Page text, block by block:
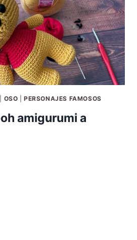
OSO |PERSONAJES FAMOSOS
amigurumi a